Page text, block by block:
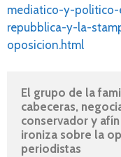
mediatico-y-
repubblica-y-la-
oposicion.html
El grupo de la
cabeceras,
conservador y
ironiza sobre la
periodistas